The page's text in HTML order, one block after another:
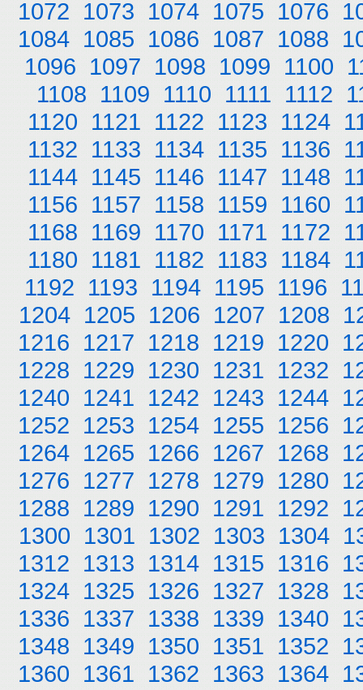
1072 1073 1074 1075 1076
1084 1085 1086 1087 1088
1096 1097 1098 1099 1100
1108 1109 1110 1111 1112
1120 1121 1122 1123 1124
1132 1133 1134 1135 1136
1144 1145 1146 1147 1148
1156 1157 1158 1159 1160
1168 1169 1170 1171 1172
1180 1181 1182 1183 1184
1192 1193 1194 1195 1196
1204 1205 1206 1207 1208
1216 1217 1218 1219 1220
1228 1229 1230 1231 1232
1240 1241 1242 1243 1244
1252 1253 1254 1255 1256
1264 1265 1266 1267 1268
1276 1277 1278 1279 1280
1288 1289 1290 1291 1292
1300 1301 1302 1303 1304
1312 1313 1314 1315 1316
1324 1325 1326 1327 1328
1336 1337 1338 1339 1340
1348 1349 1350 1351 1352
1360 1361 1362 1363 1364